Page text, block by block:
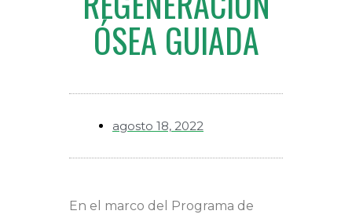
ÓSEA GUIADA
agosto 18, 2022
En el marco del Programa de